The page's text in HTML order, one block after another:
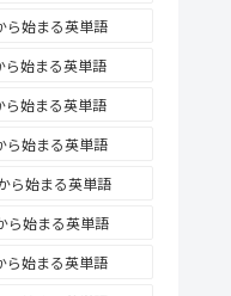
ら始まる英単語
ら始まる英単語
ら始まる英単語
ら始まる英単語
ら始まる英単語
ら始まる英単語
ら始まる英単語